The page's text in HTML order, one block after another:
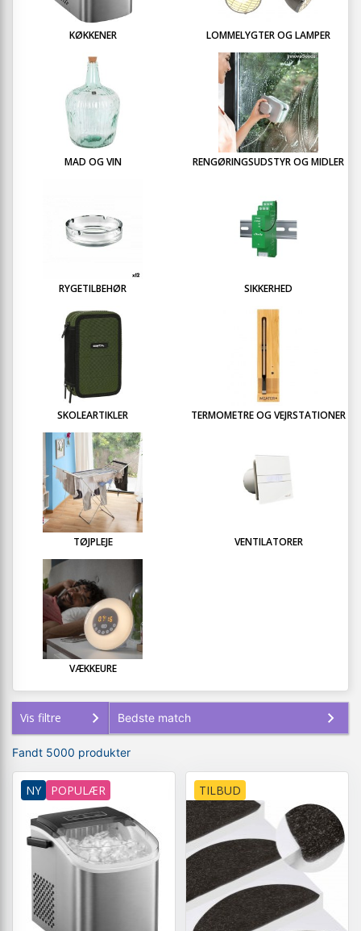
KØKKENER LOMMELYGTER OG LAMPER
MAD OG VIN RENGØRINGSUDSTYR OG MIDLER
RYGETILBEHØR SIKKERHED
SKOLEARTIKLER TERMOMETRE OG VEJRSTATIONER
TØJPLEJE VENTILATORER
VÆKKEURE
Vis filtre
Fandt 5000 produkter
NY POPULÆR TILBUD